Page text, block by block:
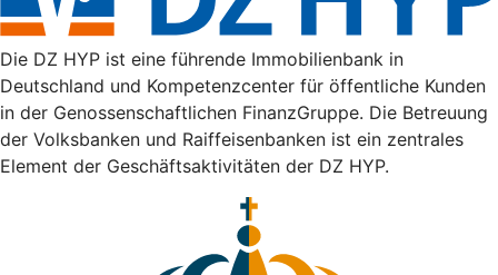
Die DZ HYP ist eine führende Immobilienbank in
Deutschland und Kompetenzcenter für öffentliche Kunden
in der Genossenschaftlichen FinanzGruppe. Die Betreuung
der Volksbanken und Raiffeisenbanken ist ein zentrales
Element der Geschäftsaktivitäten der DZ HYP.